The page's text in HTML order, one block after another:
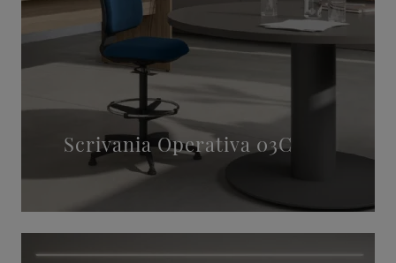
Scrivania Operativa 03C